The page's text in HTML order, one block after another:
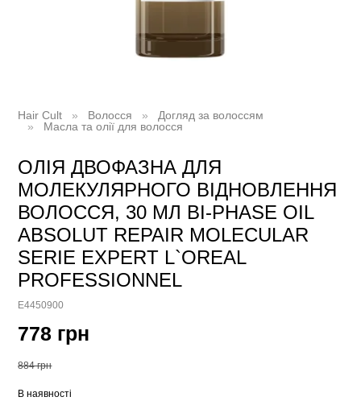
Hair Cult Волосся
Догляд за волоссям
Масла та олії для волосся
ОЛІЯ ДВОФАЗНА ДЛЯ
МОЛЕКУЛЯРНОГО ВІДНОВЛЕННЯ
ВОЛОССЯ, 30 МЛ BI-PHASE OIL
ABSOLUT REPAIR MOLECULAR
SERIE EXPERT L`OREAL
PROFESSIONNEL
E4450900
778 грн
884 грн
В наявності